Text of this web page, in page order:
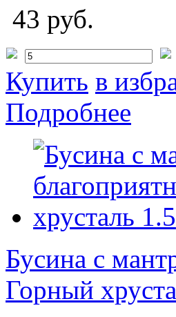
43 руб.
Купить в
Подробнее
Бусина с
Горный